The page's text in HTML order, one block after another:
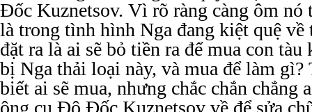
Đốc Kuznetsov. Vì rõ ràng càng ôm nó
là trong tình hình Nga đang kiệt quệ
đặt ra là ai sẽ bỏ tiền ra để mua con tàu
bị Nga thải loại này, và mua để làm gì?
biết ai sẽ mua, nhưng chắc chắn chẳng
ông cụ Đô Đốc Kuznetsov về để sửa